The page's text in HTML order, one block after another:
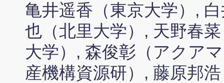
亀井遥香（東京大学）,
也（北里大学）, 天野春
大学）, 森俊彰（アクア
産機構資源研）, 藤原邦